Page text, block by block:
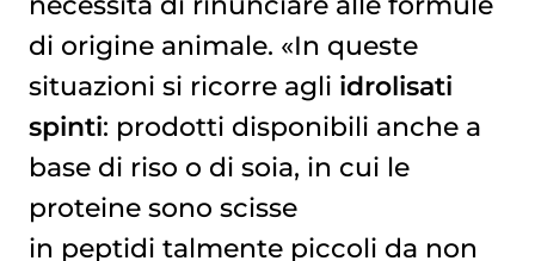
di origine animale. «In queste
situazioni si ricorre agli idrolisati
spinti: prodotti disponibili anche a
base di riso o di soia, in cui le
proteine sono scisse
in peptidi talmente piccoli da non